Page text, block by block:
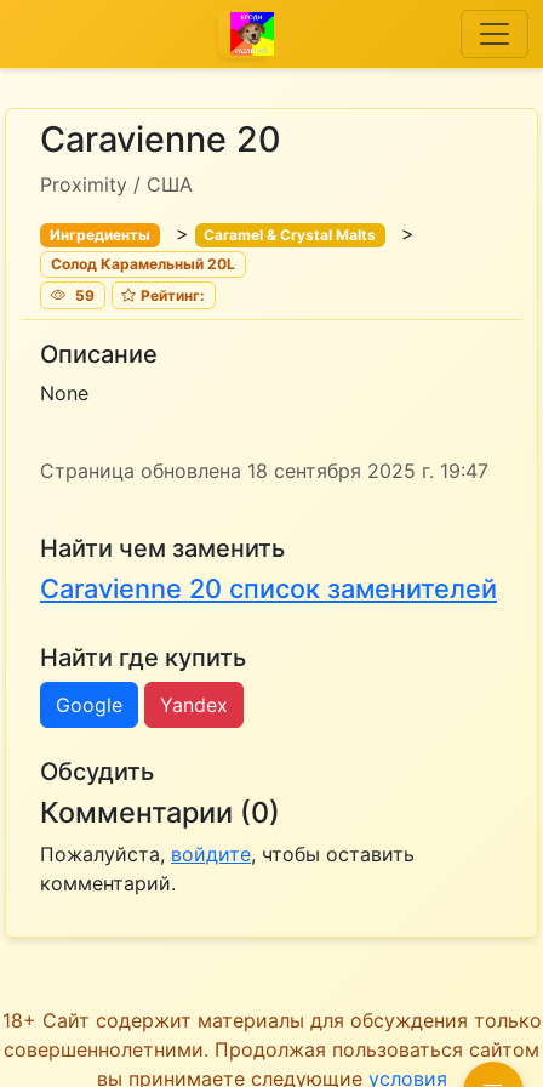
Caravienne 20
Proximity / США
Ингредиенты > Caramel & Crystal Malts >
Солод Карамельный 20L
59
Рейтинг:
Описание
None
Страница обновлена 18 сентября 2025 г. 19:47
Найти чем заменить
Caravienne 20 список заменителей
Найти где купить
Google Yandex
Обсудить
Комментарии (0)
Пожалуйста, войдите, чтобы оставить
комментарий.
18+ Сайт содержит материалы для обсуждения только
совершеннолетними. Продолжая пользоваться сайтом
вы принимаете следующие условия